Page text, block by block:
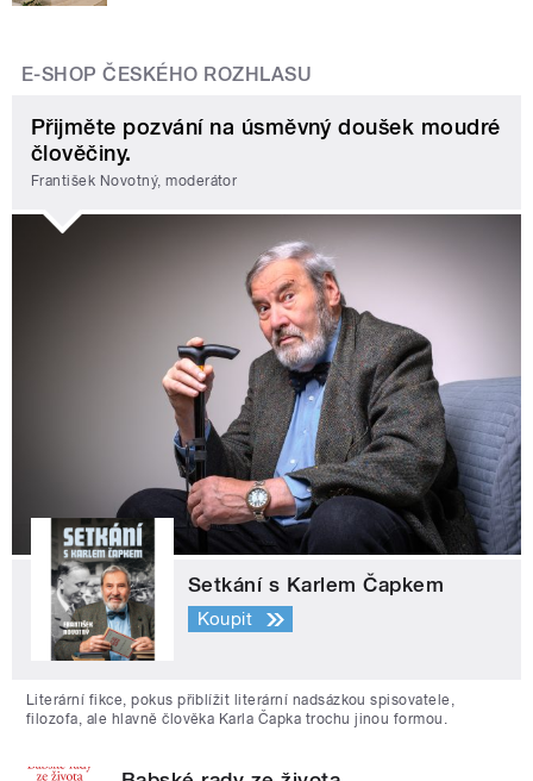
E-SHOP ČESKÉHO ROZHLASU
Přijměte pozvání na úsměvný doušek moudré
člověčiny.
František Novotný, moderátor
Setkání s Karlem Čapkem
Koupit
Literární fikce, pokus přiblížit literární nadsázkou spisovatele,
filozofa, ale hlavně člověka Karla Čapka trochu jinou formou.